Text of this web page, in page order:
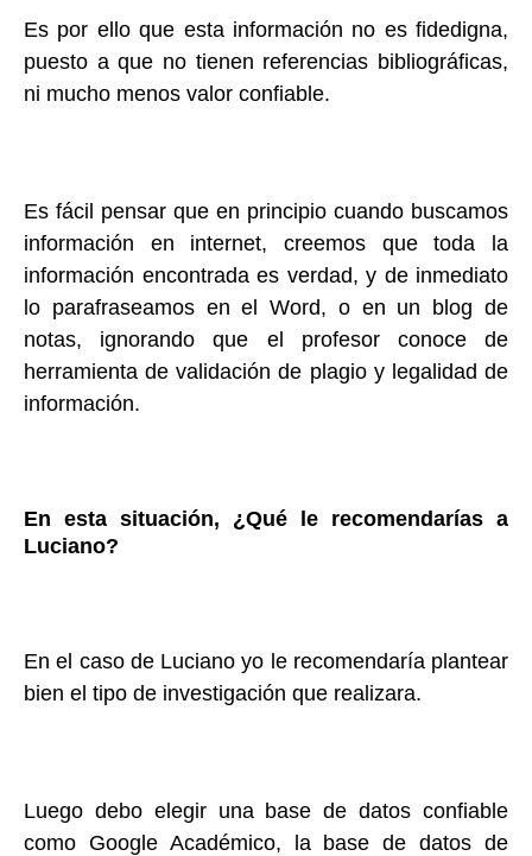
Es por ello que esta información no es fidedigna,
puesto a que no tienen referencias bibliográficas,
ni mucho menos valor confiable.
Es fácil pensar que en principio cuando buscamos
información en internet, creemos que toda la
información encontrada es verdad, y de inmediato
lo parafraseamos en el Word, o en un blog de
notas, ignorando que el profesor conoce de
herramienta de validación de plagio y legalidad de
información.
En esta situación, ¿Qué le recomendarías a
Luciano?
En el caso de Luciano yo le recomendaría plantear
bien el tipo de investigación que realizara.
Luego debo elegir una base de datos confiable
como Google Académico, la base de datos de